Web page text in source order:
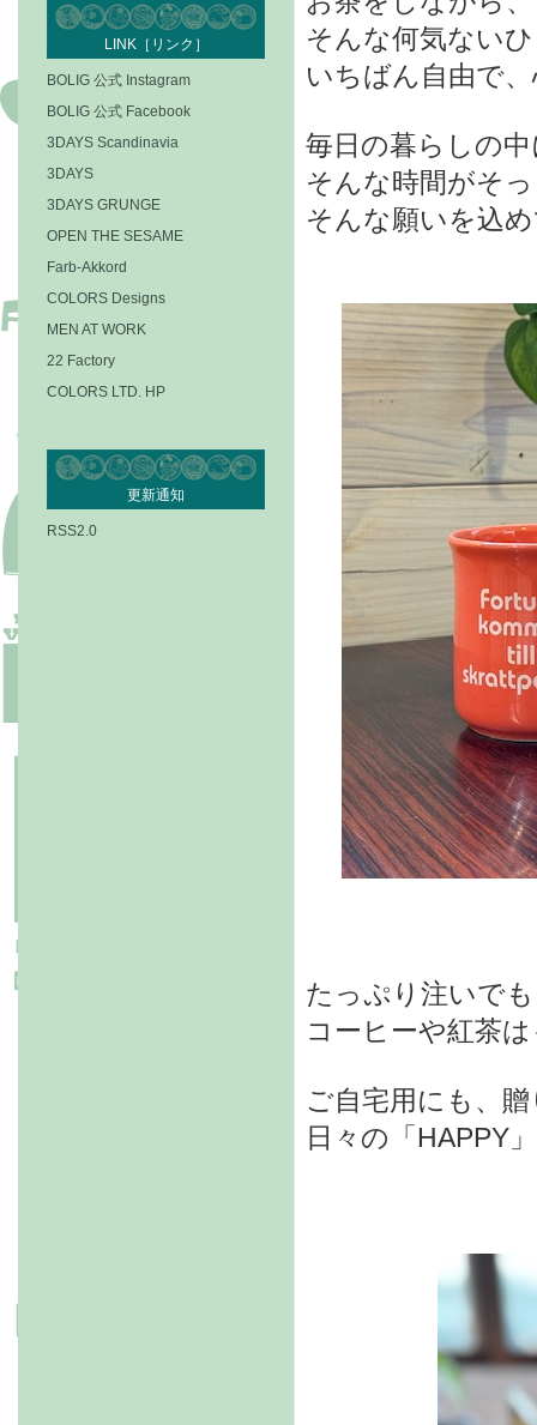
そんな何気ない
いちばん自由で
毎日の暮らしの
そんな時間がそ
そんな願いを込
たっぷり注いで
コーヒーや紅茶
ご自宅用にも、
日々の「HAPPY
LINK［リンク］
BOLIG 公式 Instagram
BOLIG 公式 Facebook
3DAYS Scandinavia
3DAYS
3DAYS GRUNGE
OPEN THE SESAME
Farb-Akkord
COLORS Designs
MEN AT WORK
22 Factory
COLORS LTD. HP
更新通知
RSS2.0